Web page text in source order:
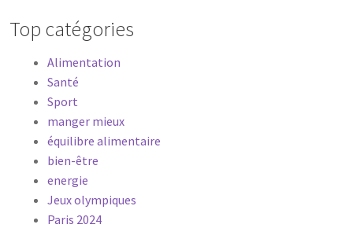
Top catégories
Alimentation
Santé
Sport
manger mieux
équilibre alimentaire
bien-être
energie
Jeux olympiques
Paris 2024